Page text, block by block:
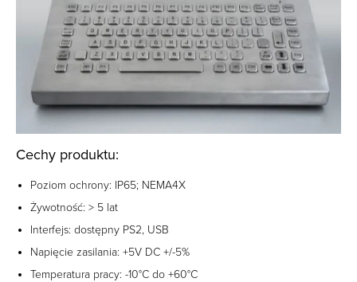
Cechy produktu:
Poziom ochrony: IP65; NEMA4X
Żywotność: > 5 lat
Interfejs: dostępny PS2, USB
Napięcie zasilania: +5V DC +/-5%
Temperatura pracy: -10°C do +60°C